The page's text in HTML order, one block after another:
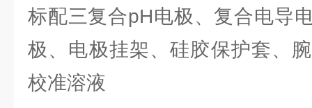
标配三复合pH电极、复合电导
极、电极挂架、硅胶保护套、
校准溶液